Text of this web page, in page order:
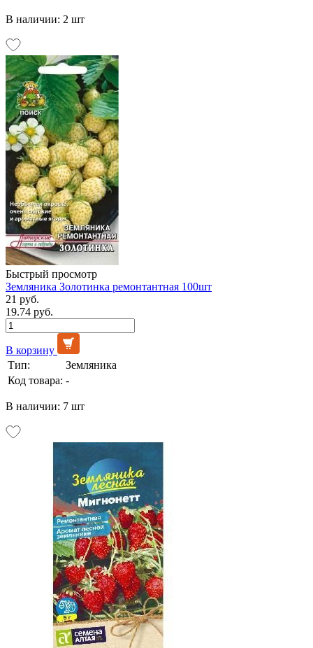
В наличии: 2 шт
Быстрый просмотр
Земляника Золотинка ремонтантная 100шт
21 руб.
19.74 руб.
В корзину
Тип:
Земляника
Код товара: -
В наличии: 7 шт